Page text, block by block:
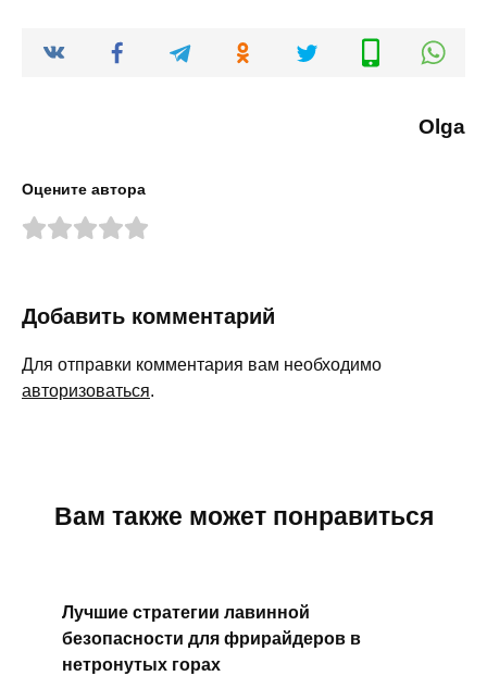
Olga
Оцените автора
Добавить комментарий
Для отправки комментария вам необходимо
авторизоваться.
Вам также может понравиться
Лучшие стратегии лавинной
безопасности для фрирайдеров в
нетронутых горах